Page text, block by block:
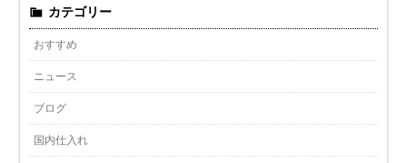
カテゴリー
おすすめ
ニュース
ブログ
国内仕入れ